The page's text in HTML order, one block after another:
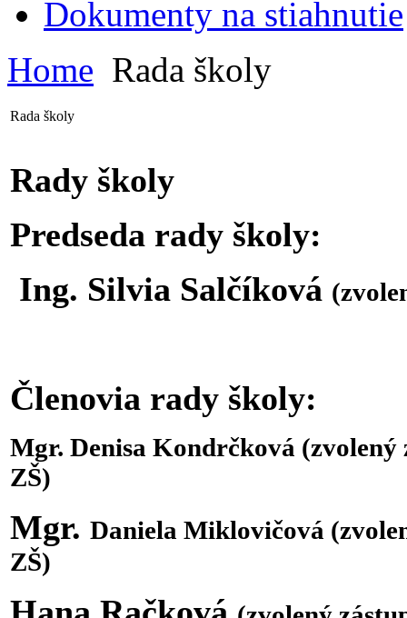
Dokumenty na stiahnutie
Home Rada školy
Rada školy
Rady školy
Predseda rady školy:
Ing. Silvia Salčíková
Členovia rady školy:
Mgr. Denisa Kondrčková (zvolený
ZŠ)
Mgr. Daniela Miklovičová
ZŠ)